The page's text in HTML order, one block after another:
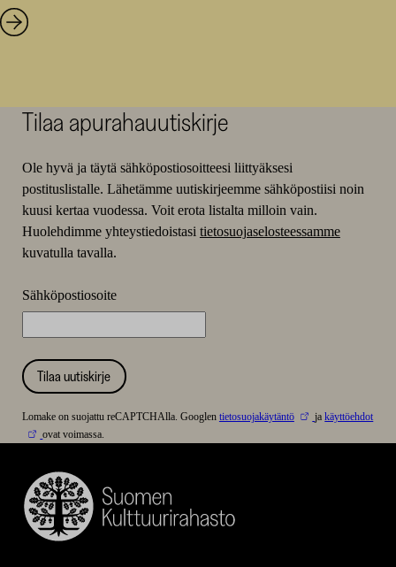
Tilaa apurahauutiskirje
Ole hyvä ja täytä sähköpostiosoitteesi liittyäksesi
postituslistalle. Lähetämme uutiskirjeemme sähköpostiisi noin
kuusi kertaa vuodessa. Voit erota listalta milloin vain.
Huolehdimme yhteystiedoistasi tietosuojaselosteessamme
kuvatulla tavalla.
Sähköpostiosoite
Tilaa uutiskirje
Lomake on suojattu reCAPTCHAlla. Googlen tietosuojakäytäntö jakäyttöehdot
ovat voimassa.
Suomen
Kulttuurirahasto